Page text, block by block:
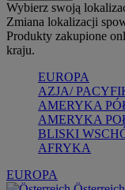
Wybierz swoją
Zmiana lokalizacji
Produkty zakupione
kraju.
EUROPA
AZJA/
AMERYKA
AMERYKA
BLISKI
AFRYKA
EUROPA